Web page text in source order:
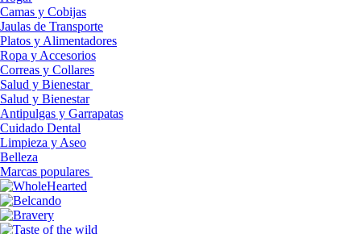
Camas y Cobijas
Jaulas de Transporte
Platos y Alimentadores
Ropa y Accesorios
Correas y Collares
Salud y Bienestar
Salud y Bienestar
Antipulgas y Garrapatas
Cuidado Dental
Limpieza y Aseo
Belleza
Marcas populares